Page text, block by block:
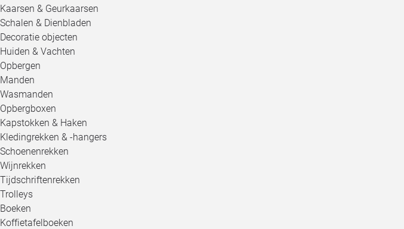
Kaarsen & Geurkaarsen
Schalen & Dienbladen
Decoratie objecten
Huiden & Vachten
Opbergen
Manden
Wasmanden
Opbergboxen
Kapstokken & Haken
Kledingrekken & -hangers
Schoenenrekken
Wijnrekken
Tijdschriftenrekken
Trolleys
Boeken
Koffietafelboeken